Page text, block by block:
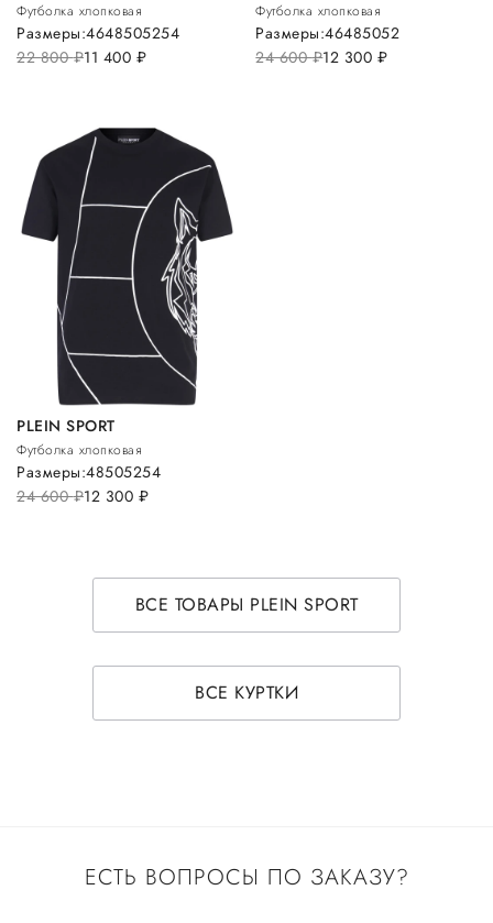
Футболка хлопковая
22 800руб.11 400 руб.
Размеры:4648505254
Футболка хлопковая
24 600руб.12 300 руб.
Размеры:46485052
PLEIN SPORT
Футболка хлопковая
24 600руб.12 300 руб.
Размеры:48505254
ВСЕ ТОВАРЫ PLEIN SPORT
ВСЕ КУРТКИ
ЕСТЬ ВОПРОСЫ ПО ЗАКАЗУ?